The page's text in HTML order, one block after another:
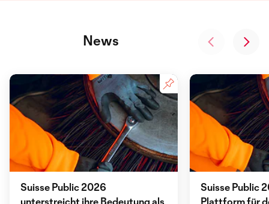
News
Suisse Public 2026
Suisse Public